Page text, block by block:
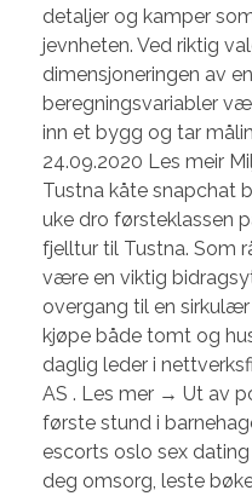
detaljer og kamper
jevnheten. Ved riktig
dimensjoneringen av
beregningsvariabler
inn et bygg og tar
24.09.2020 Les meir
Tustna kåte snapchat
uke dro førsteklassen
fjelltur til Tustna. Som
være en viktig
overgang til en
kjøpe både tomt og
daglig leder i
AS . Les mer → Ut av
første stund i
escorts oslo sex
deg omsorg, leste